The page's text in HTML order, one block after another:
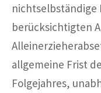
nichtselbständige
berücksichtigten
allgemeine Frist
Folgejahres,